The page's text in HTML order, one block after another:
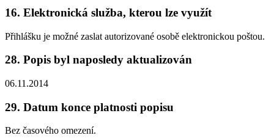
16. Elektronická služba, kterou lze využít
Přihlášku je možné zaslat autorizované osobě elektronickou poštou.
28. Popis byl naposledy aktualizován
06.11.2014
29. Datum konce platnosti popisu
Bez časového omezení.